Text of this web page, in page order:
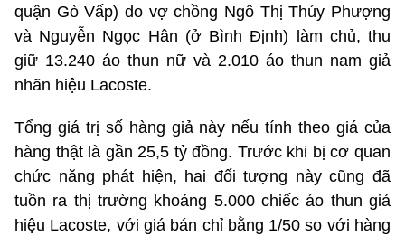
quận Gò Vấp) do vợ chồng Ngô Thị Thúy Phượng
và Nguyễn Ngọc Hân (ở Bình Định) làm chủ, thu
giữ 13.240 áo thun nữ và 2.010 áo thun nam giả
nhãn hiệu Lacoste.
Tổng giá trị số hàng giả này nếu tính theo giá của
hàng thật là gần 25,5 tỷ đồng. Trước khi bị cơ quan
chức năng phát hiện, hai đối tượng này cũng đã
tuồn ra thị trường khoảng 5.000 chiếc áo thun giả
hiệu Lacoste, với giá bán chỉ bằng 1/50 so với hàng